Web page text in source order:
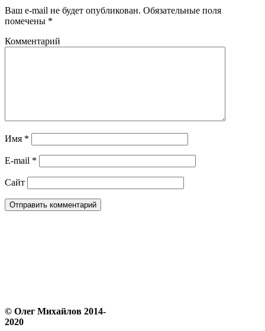
Ваш e-mail не будет опубликован. Обязательные поля
помечены *
Комментарий
Имя *
E-mail *
Сайт
© Олег Михайлов 2014-
2020